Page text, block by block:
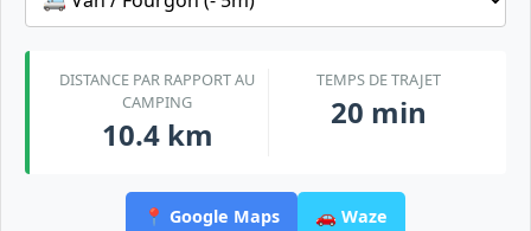
DISTANCE PAR RAPPORT AU
CAMPING
10.4 km
TEMPS DE TRAJET
20 min
📍 Google Maps 🚗 Waze